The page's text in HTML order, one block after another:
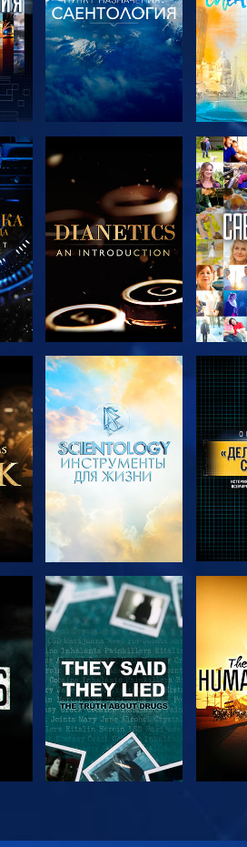
СМОТРЕТЬ
ПЕРЕДАЧИ
СМОТРЕТЬ
СМОТРЕТЬ